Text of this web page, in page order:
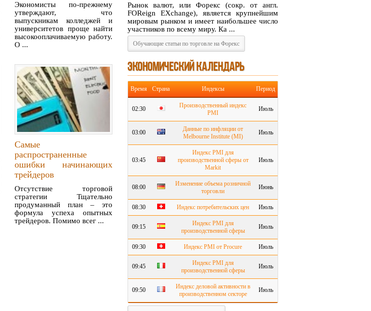
Экономисты по-прежнему
утверждают, что
выпускникам колледжей и
университетов проще найти
высокооплачиваемую работу.
О ...
Самые
распространенные
ошибки начинающих
трейдеров
Отсутствие торговой
стратегии Тщательно
продуманный план – это
формула успеха опытных
трейдеров. Помимо всег ...
Рынок валют, или Форекс (сокр. от англ.
FOReign EXchange), является крупнейшим
мировым рынком и имеет наибольшее число
участников по всему миру. Ка ...
Обучающие статьи по торговле на Форекс
ЭКОНОМИЧЕСКИЙ КАЛЕНДАРЬ
Время Страна Индексы Период
02:30
Производственный индекс
PMI
Июль
03:00
Данные по инфляции от
Melbourne Institute (MI)
Июль
03:45
Индекс PMI для
производственной сферы от
Markit
Июль
08:00
Изменение объема розничной
торговли
Июнь
08:30 Индекс потребительских цен Июль
09:15
Индекс PMI для
производственной сферы
Июль
09:30 Индекс PMI от Procure Июль
09:45
Индекс PMI для
производственной сферы
Июль
09:50
Индекс деловой активности в
производственном секторе
Июль